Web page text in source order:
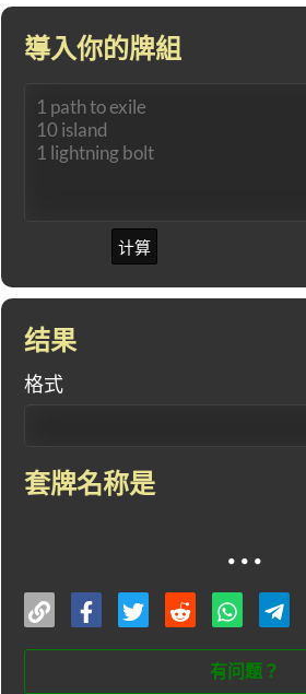
導入你的牌組
计算
结果
格式
套牌名称是
...
有问题？